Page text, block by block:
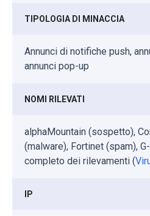
TIPOLOGIA DI MINACCIA
Annunci di notifiche push,
annunci pop-up
NOMI RILEVATI
alphaMountain (sospetto),
(malware), Fortinet (spam),
completo dei rilevamenti (
IP